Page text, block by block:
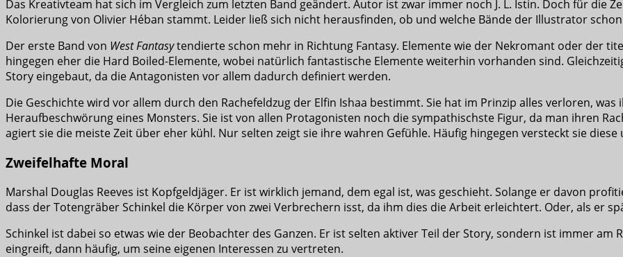
Das Kreativteam hat sich im Vergleich zum letzten Band geändert. Autor ist zwar immer noch J. L. Istin. Doch für die
Kolorierung von Olivier Héban stammt. Leider ließ sich nicht herausfinden, ob und welche Bände der Illustrator
Der erste Band von West Fantasytendierte schon mehr in Richtung Fantasy. Elemente wie der Nekromant oder der
hingegen eher die Hard Boiled-Elemente, wobei natürlich fantastische Elemente weiterhin vorhanden sind.
Story eingebaut, da die Antagonisten vor allem dadurch definiert werden.
Die Geschichte wird vor allem durch den Rachefeldzug der Elfin Ishaa bestimmt. Sie hat im Prinzip alles verloren,
Heraufbeschwörung eines Monsters. Sie ist von allen Protagonisten noch die sympathischste Figur, da man ihren
agiert sie die meiste Zeit über eher kühl. Nur selten zeigt sie ihre wahren Gefühle. Häufig hingegen versteckt sie
Zweifelhafte Moral
Marshal Douglas Reeves ist Kopfgeldjäger. Er ist wirklich jemand, dem egal ist, was geschieht. Solange er davon
dass der Totengräber Schinkel die Körper von zwei Verbrechern isst, da ihm dies die Arbeit erleichtert. Oder, als er
Schinkel ist dabei so etwas wie der Beobachter des Ganzen. Er ist selten aktiver Teil der Story, sondern ist immer am
eingreift, dann häufig, um seine eigenen Interessen zu vertreten.